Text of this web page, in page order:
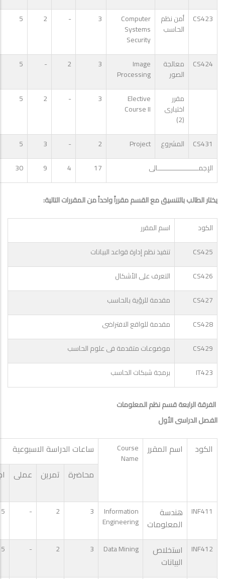
CS423
أمن نظم
الحاسب
Computer
Systems
Security
3
-
2
5
CS424
معالجة
الصور
Image
Processing
3
2
-
5
مقرر
اختيارى
(2)
Elective
Course II
3
-
2
5
CS431 المشروع Project
2
-
3
5
الإجمـــــــــــــــــــــــــــالى 17
4
9
30
يختار الطالب بالتنسيق مع القسم مقرراً واحداً من المقررات التالية:
الكود اسم المقرر
CS425 تنفيذ نظم إدارة قواعد البيانات
CS426 التعرف على الأشكال
CS427 مقدمة للرؤية بالحاسب
CS428 مقدمة للواقع الافتراضى
CS429 موضوعات متقدمة فى علوم الحاسب
IT423 برمجة شبكات الحاسب
الفرقة الرابعة قسم نظم المعلومات
الفصل الدراسى الأول
الكود اسم المقرر
Course
Name
ساعات الدراسة الاسبوعية
محاضرة تمرين عملى
INF411
هندسة
المعلومات
Information
Engineering
3
2
-
5
INF412
استخلاص
البيانات
Data Mining
3
2
-
5